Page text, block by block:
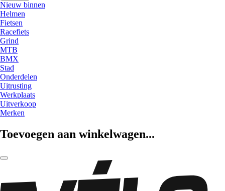
Nieuw binnen
Helmen
Fietsen
Racefiets
Grind
MTB
BMX
Stad
Onderdelen
Uitrusting
Werkplaats
Uitverkoop
Merken
Toevoegen aan winkelwagen...